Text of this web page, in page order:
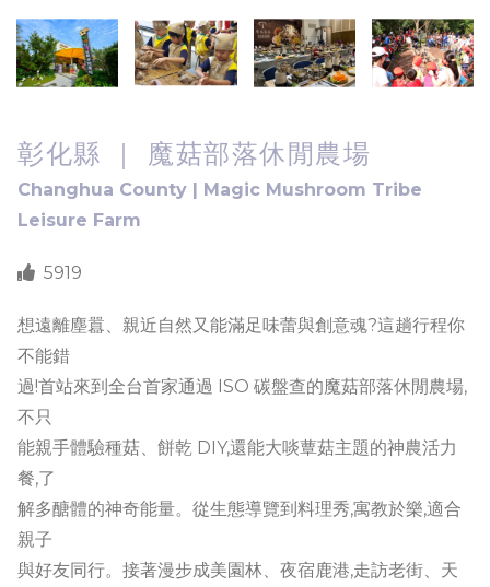
彰化縣 ｜ 魔菇部落休閒農場
Changhua County | Magic Mushroom Tribe
Leisure Farm
5919
想遠離塵囂、親近自然又能滿足味蕾與創意魂?這趟行程你
不能錯
過!首站來到全台首家通過 ISO 碳盤查的魔菇部落休閒農場,
不只
能親手體驗種菇、餅乾 DIY,還能大啖蕈菇主題的神農活力
餐,了
解多醣體的神奇能量。從生態導覽到料理秀,寓教於樂,適合
親子
與好友同行。接著漫步成美園林、夜宿鹿港,走訪老街、天